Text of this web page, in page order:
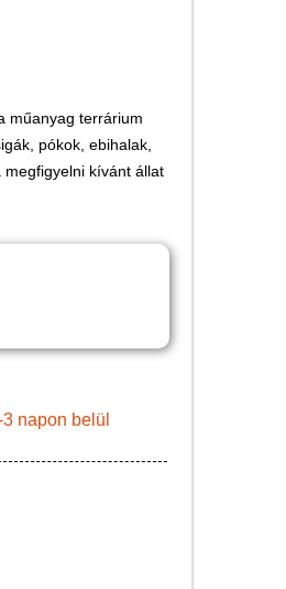
műanyag terrárium
pókok, ebihalak,
kívánt állat
napon belül
Intelligens gyurma
Kreatív játék
gyerekajándékok
LOGICO
LÜK